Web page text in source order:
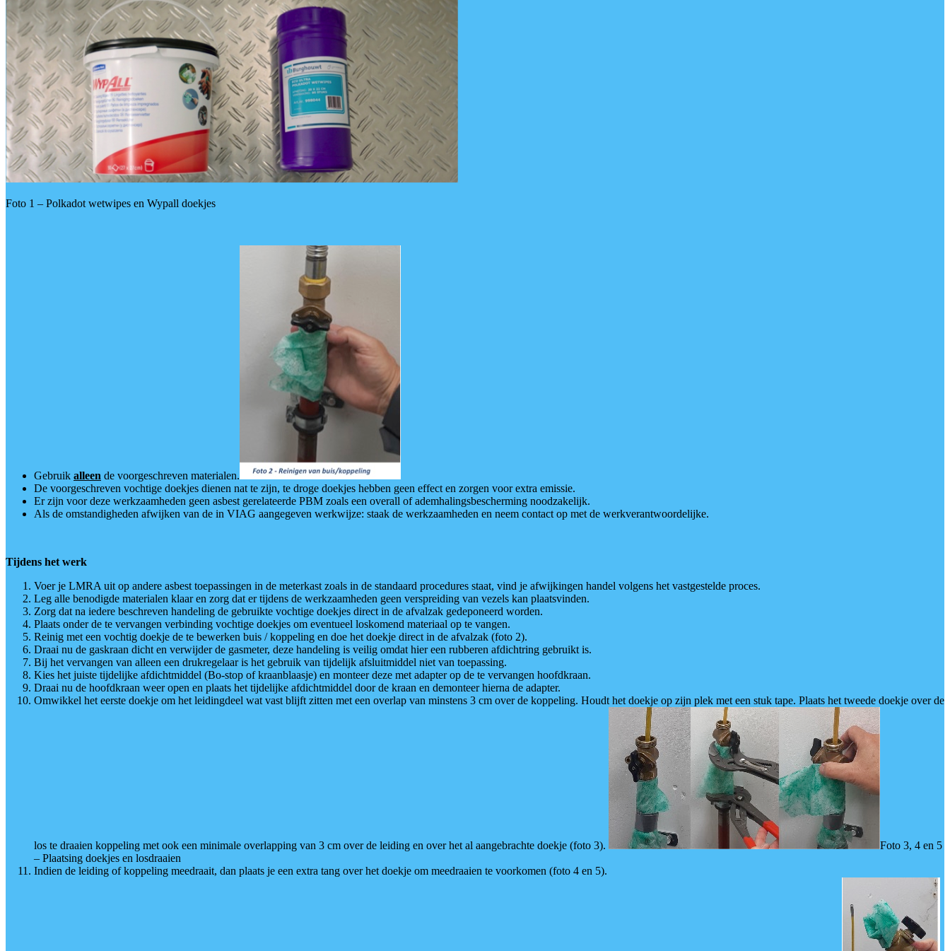
Foto 1 – Polkadot wetwipes en Wypall doekjes
Gebruik alleen de voorgeschreven materialen.
De voorgeschreven vochtige doekjes dienen nat te zijn, te droge doekjes hebben geen effect en zorgen voor extra emissie.
Er zijn voor deze werkzaamheden geen asbest gerelateerde PBM zoals een overall of ademhalingsbescherming noodzakelijk.
Als de omstandigheden afwijken van de in VIAG aangegeven werkwijze: staak de werkzaamheden en neem contact op met de werkverantwoordelijke.
Tijdens het werk
Voer je LMRA uit op andere asbest toepassingen in de meterkast zoals in de standaard procedures staat, vind je afwijkingen handel volgens het vastgestelde proces.
Leg alle benodigde materialen klaar en zorg dat er tijdens de werkzaamheden geen verspreiding van vezels kan plaatsvinden.
Zorg dat na iedere beschreven handeling de gebruikte vochtige doekjes direct in de afvalzak gedeponeerd worden.
Plaats onder de te vervangen verbinding vochtige doekjes om eventueel loskomend materiaal op te vangen.
Reinig met een vochtig doekje de te bewerken buis / koppeling en doe het doekje direct in de afvalzak (foto 2).
Draai nu de gaskraan dicht en verwijder de gasmeter, deze handeling is veilig omdat hier een rubberen afdichtring gebruikt is.
Bij het vervangen van alleen een drukregelaar is het gebruik van tijdelijk afsluitmiddel niet van toepassing.
Kies het juiste tijdelijke afdichtmiddel (Bo-stop of kraanblaasje) en monteer deze met adapter op de te vervangen hoofdkraan.
Draai nu de hoofdkraan weer open en plaats het tijdelijke afdichtmiddel door de kraan en demonteer hierna de adapter.
Omwikkel het eerste doekje om het leidingdeel wat vast blijft zitten met een overlap van minstens 3 cm over de koppeling. Houdt het doekje op zijn plek met een stuk tape. Plaats het tweede doekje over de
los te draaien koppeling met ook een minimale overlapping van 3 cm over de leiding en over het al aangebrachte doekje (foto 3).
Foto 3, 4 en 5
– Plaatsing doekjes en losdraaien
Indien de leiding of koppeling meedraait, dan plaats je een extra tang over het doekje om meedraaien te voorkomen (foto 4 en 5).